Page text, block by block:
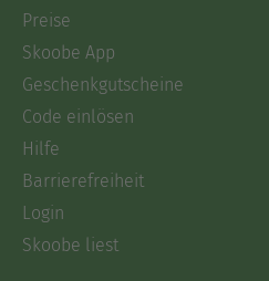
Preise
Skoobe App
Geschenkgutscheine
Code einlösen
Hilfe
Barrierefreiheit
Login
Skoobe liest